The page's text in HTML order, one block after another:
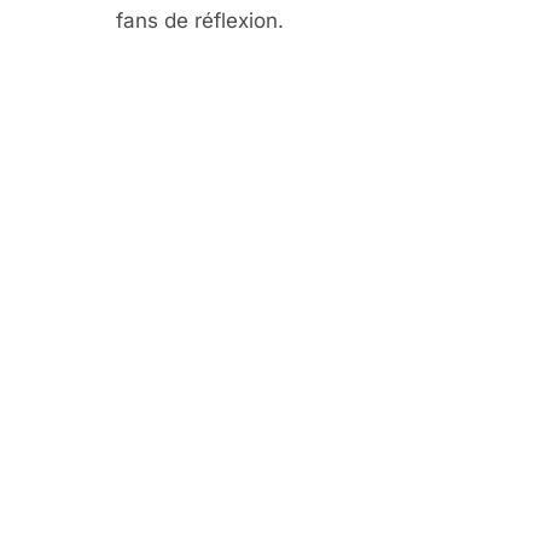
fans de réflexion.